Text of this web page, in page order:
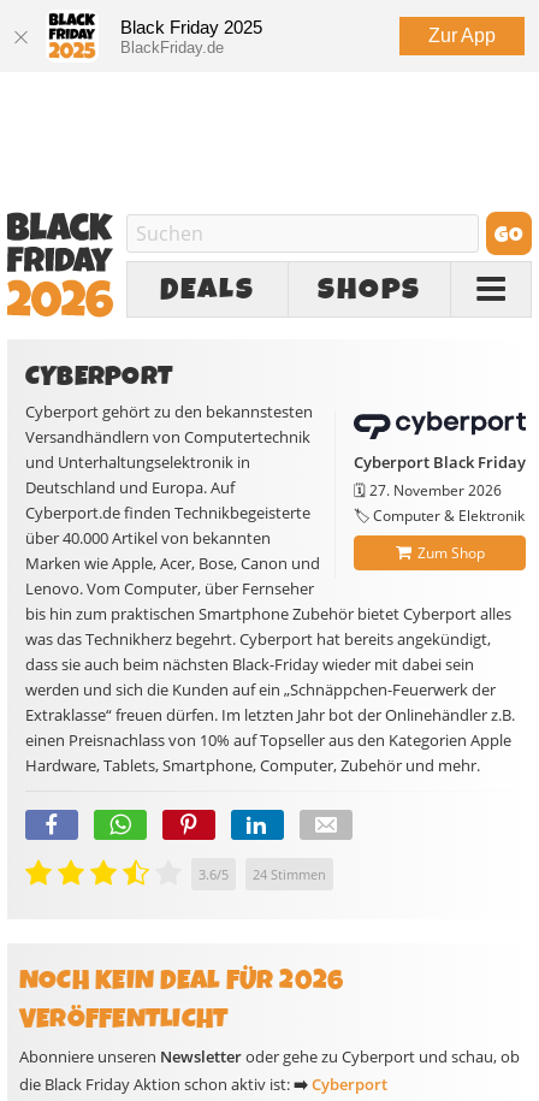
Black Friday 2025
BlackFriday.de
Zur App
DEALS SHOPS
CYBERPORT
Cyberport Black Friday
🗓️27. November 2026
🏷️ Computer & Elektronik
Zum Shop
Cyberport gehört zu den bekannstesten
Versandhändlern von Computertechnik
und Unterhaltungselektronik in
Deutschland und Europa. Auf
Cyberport.de finden Technikbegeisterte
über 40.000 Artikel von bekannten
Marken wie Apple, Acer, Bose, Canon und
Lenovo. Vom Computer, über Fernseher
bis hin zum praktischen Smartphone Zubehör bietet Cyberport alles
was das Technikherz begehrt. Cyberport hat bereits angekündigt,
dass sie auch beim nächsten Black-Friday wieder mit dabei sein
werden und sich die Kunden auf ein „Schnäppchen-Feuerwerk der
Extraklasse“ freuen dürfen. Im letzten Jahr bot der Onlinehändler z.B.
einen Preisnachlass von 10% auf Topseller aus den Kategorien Apple
Hardware, Tablets, Smartphone, Computer, Zubehör und mehr.
3.6/5 24 Stimmen
NOCH KEIN DEAL FÜR 2026
VERÖFFENTLICHT
Abonniere unseren Newsletteroder gehe zu Cyberport und schau, ob
die Black Friday Aktion schon aktiv ist:➡️Cyberport